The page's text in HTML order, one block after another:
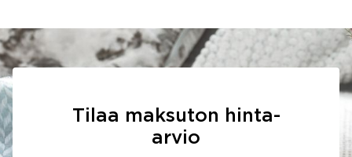
Tilaa maksuton hinta-
arvio